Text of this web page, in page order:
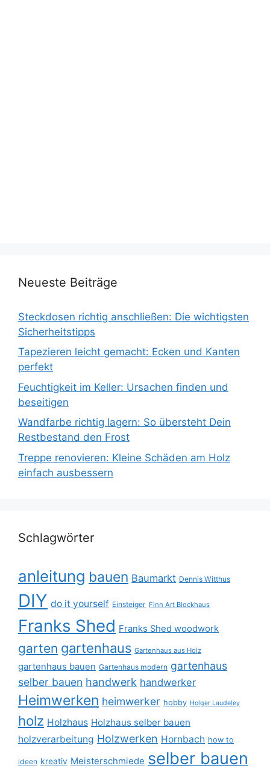
Neueste Beiträge
Steckdosen richtig anschließen: Die wichtigsten
Sicherheitstipps
Tapezieren leicht gemacht: Ecken und Kanten
perfekt
Feuchtigkeit im Keller: Ursachen finden und
beseitigen
Wandfarbe richtig lagern: So übersteht Dein
Restbestand den Frost
Treppe renovieren: Kleine Schäden am Holz
einfach ausbessern
Schlagwörter
anleitung bauen Baumarkt Dennis Witthus
DIY do it yourself Einsteiger Finn Art Blockhaus
Franks Shed Franks Shed woodwork
garten gartenhaus Gartenhaus aus Holz
gartenhaus bauen Gartenhaus modern gartenhaus
selber bauen handwerk handwerker
Heimwerken heimwerker hobby Holger Laudeley
holz Holzhaus Holzhaus selber bauen
holzverarbeitung Holzwerken Hornbach how to
ideen kreativ Meisterschmiede selber bauen